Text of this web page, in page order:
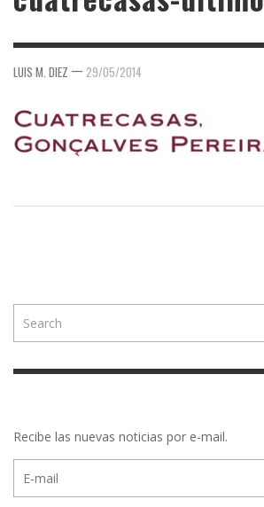
LUIS M. DIEZ — 29/05/2014
Recibe las nuevas noticias por e-mail.
mail